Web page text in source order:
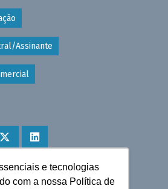
e tecnologias
com a nossa Política de
Assinante